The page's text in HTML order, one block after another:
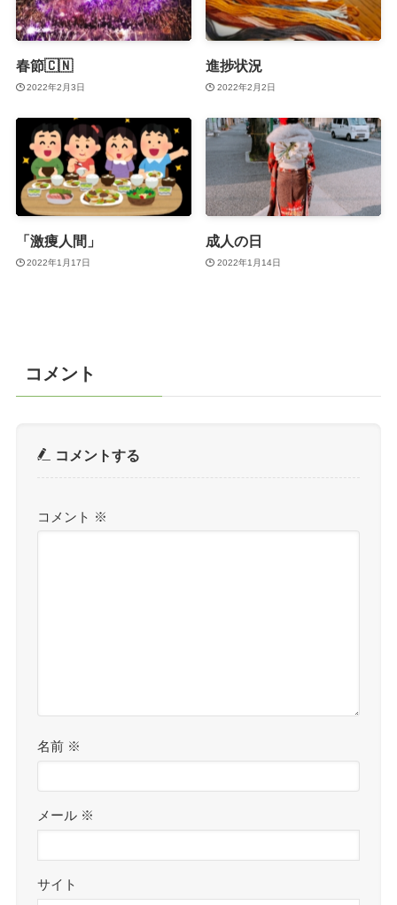
春節🇨🇳
2022年2月3日
進捗状況
2022年2月2日
「激痩人間」
2022年1月17日
成人の日
2022年1月14日
コメント
コメントする
コメント ※
名前 ※
メール ※
サイト